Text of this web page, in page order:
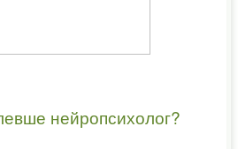
нейропсихолог?